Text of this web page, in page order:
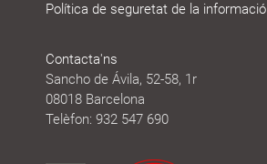
Política de seguretat de la informació
Contacta'ns
Sancho de Ávila, 52-58, 1r
08018 Barcelona
Telèfon: 932 547 690